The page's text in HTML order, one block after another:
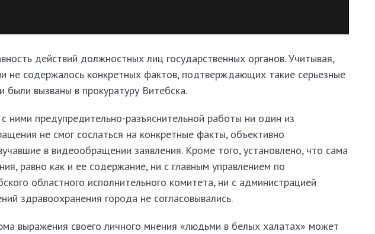
действий должностных лиц государственных органов. Учитывая,
не содержалось конкретных фактов, подтверждающих такие серьезные
были вызваны в прокуратуру Витебска.
ними предупредительно-разъяснительной работы ни один из
не смог сослаться на конкретные факты, объективно
в видеообращении заявления. Кроме того, установлено, что сама
равно как и ее содержание, ни с главным управлением по
областного исполнительного комитета, ни с администрацией
здравоохранения города не согласовывались.
выражения своего личного мнения «людьми в белых халатах» может